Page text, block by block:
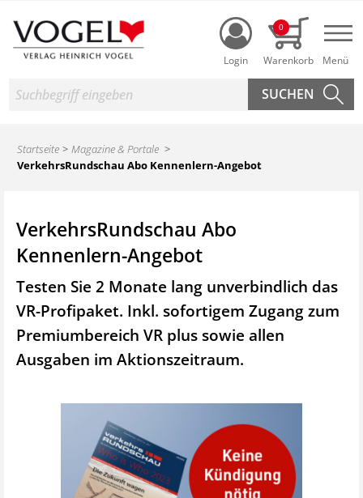
Login
0
Suche
Startseite
Magazine & Portale
VerkehrsRundschau Abo Kennenlern-Angebot
VerkehrsRundschau Abo
Kennenlern-Angebot
Testen Sie 2 Monate lang unverbindlich das
VR-Profipaket. Inkl. sofortigem Zugang zum
Premiumbereich VR plus sowie allen
Ausgaben im Aktionszeitraum.